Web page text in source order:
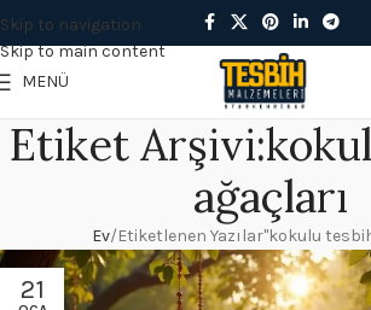
Skip to navigation
Skip to main content
MENÜ
Etiket
ağaçları
Ev Etiketlenen Yazılar"kokulu
21